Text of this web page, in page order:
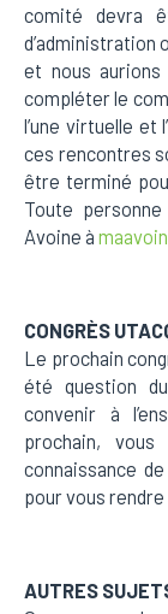
comité devra
d’administration
et nous aurions
compléter le
l’une virtuelle et
ces rencontres
être terminé
Toute
Avoine à
CONGRÈS
Le prochain
été question
convenir à
prochain,
connaissance
pour vous
AUTRES